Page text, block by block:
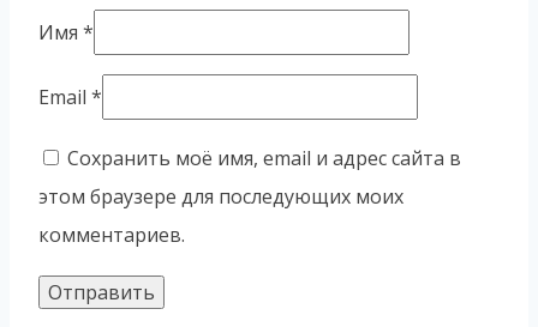
Имя *
Email *
Сохранить моё имя, email и адрес сайта в
этом браузере для последующих моих
комментариев.